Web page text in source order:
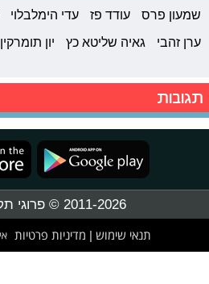
שמעון פרס עודד פז עדי הימלבלוי
ערן זהבי
גאיה שליטא כץ יון תומרקין
תגובות
2011-2026 © פרוגי תקשורת בע"מ
תנאי שימוש מדיניות פרטיות